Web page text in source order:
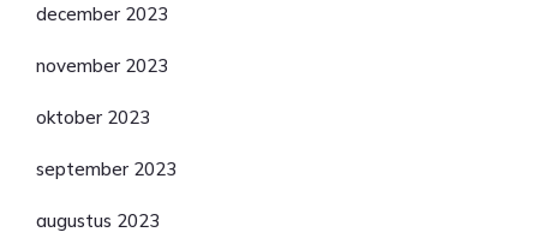
december 2023
november 2023
oktober 2023
september 2023
augustus 2023